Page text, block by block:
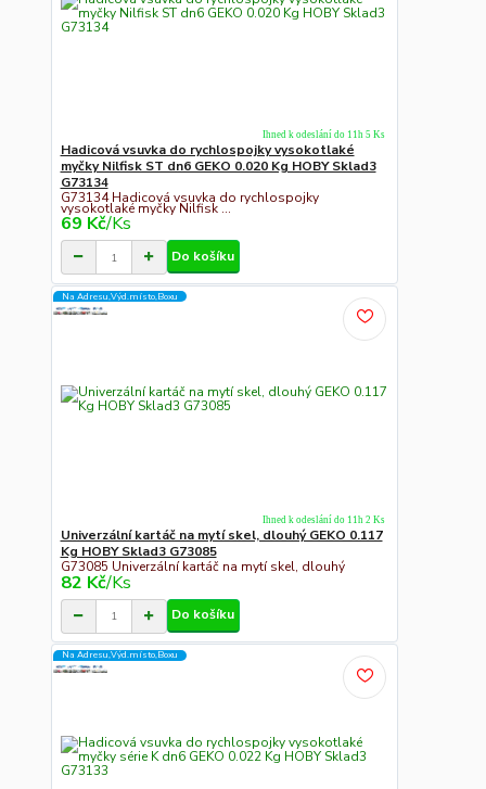
Hadicová vsuvka do rychlospojky vysokotlaké
myčky Nilfisk ST dn6 GEKO 0.020 Kg HOBY Sklad3
G73134
G73134 Hadicová vsuvka do rychlospojky
vysokotlaké myčky Nilfisk ...
69 Kč/Ks
Ihned k odeslání do 11h 5 Ks
Do košíku
Na Adresu,Výd.místo,Boxu
Univerzální kartáč na mytí skel, dlouhý GEKO 0.117
Kg HOBY Sklad3 G73085
G73085 Univerzální kartáč na mytí skel, dlouhý
82 Kč/Ks
Ihned k odeslání do 11h 2 Ks
Do košíku
Na Adresu,Výd.místo,Boxu